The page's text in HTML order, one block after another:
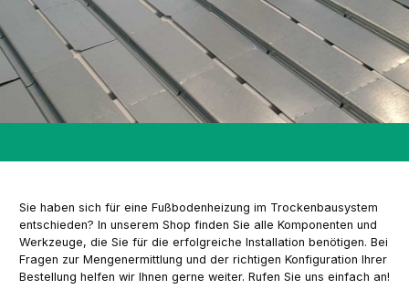
Sie haben sich für eine Fußbodenheizung im Trockenbausystem
entschieden? In unserem Shop finden Sie alle Komponenten und
Werkzeuge, die Sie für die erfolgreiche Installation benötigen. Bei
Fragen zur Mengenermittlung und der richtigen Konfiguration Ihrer
Bestellung helfen wir Ihnen gerne weiter. Rufen Sie uns einfach an!